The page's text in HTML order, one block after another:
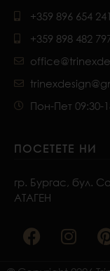
+359 896 654 241
+359 898 482
Пон-Пет 09:30-
ПОСЕТЕТЕ НИ
гр. Бургас, бул.
АТАГЕН
a
c
e
n
s
t
i
t